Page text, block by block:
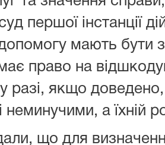
першої інстанції
мають бути
право на
разі, якщо
неминучими, а їхній
що для